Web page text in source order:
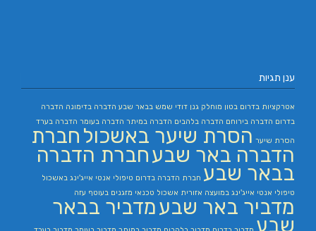
ענן תגיות
אטרקציות בדרום בטון מוחלק גנן דודי שמש בבאר שבע הדברה בדימונה הדברה
בדרום הדברה בירוחם הדברה בלהבים הדברה במיתר הדברה בעומר הדברה בערד
הסרת שיער הסרת שיער באשכול חברת
הדברה באר שבעחברת הדברה
בבאר שבע חברת הדברה בדרום טיפולי אנטי אייג'ינג באשכול
טיפולי אנטי אייג'ינג במועצה אזורית אשכול טכנאי מזגנים בעוטף עזה
מדביר באר שבעמדביר בבאר
שבע